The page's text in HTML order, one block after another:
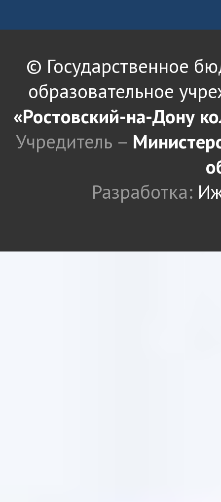
© Государственное
образовательное
«Ростовский-на-Дону
Учредитель –
Разработка: